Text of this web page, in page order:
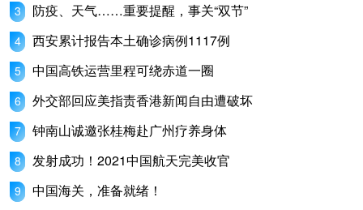
防疫、天气……重要提醒，事关“双节”
西安累计报告本土确诊病例1117例
中国高铁运营里程可绕赤道一圈
外交部回应美指责香港新闻自由遭破坏
钟南山诚邀张桂梅赴广州疗养身体
发射成功！2021中国航天完美收官
中国海关，准备就绪！